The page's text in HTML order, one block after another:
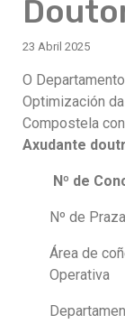
23 Abril 2025
O
Optimización
Compostela
Axudante
Nº de
Nº de
Área de
Operativa